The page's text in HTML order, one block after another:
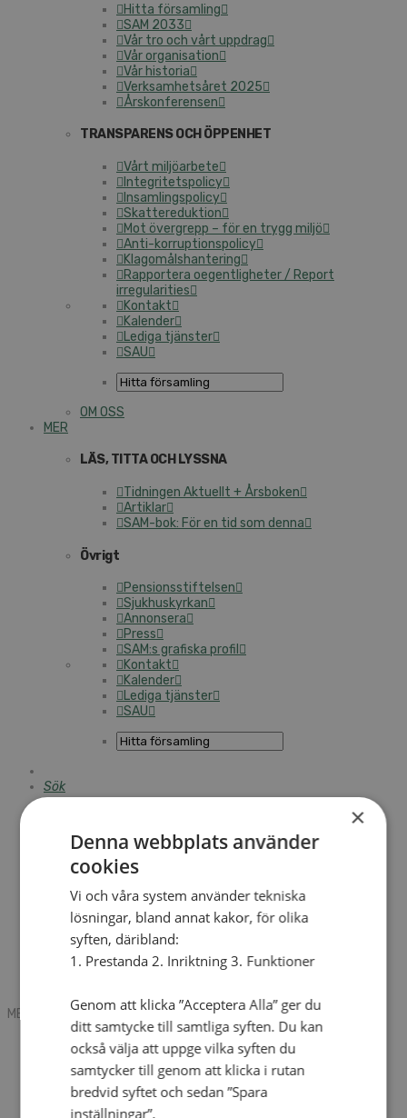
Hitta församling
SAM 2033
Vår tro och vårt uppdrag
Vår organisation
Vår historia
Verksamhetsåret 2025
Årskonferensen
TRANSPARENS OCH ÖPPENHET
Vårt miljöarbete
Integritetspolicy
Insamlingspolicy
Skattereduktion
Mot övergrepp – för en trygg miljö
Anti-korruptionspolicy
Klagomålshantering
Rapportera oegentligheter / Report
irregularities
Kontakt
Kalender
Lediga tjänster
SAU
OM OSS
MER
LÄS, TITTA OCH LYSSNA
Tidningen Aktuellt + Årsboken
Artiklar
SAM-bok: För en tid som denna
Övrigt
Pensionsstiftelsen
Sjukhuskyrkan
Annonsera
Press
SAM:s grafiska profil
Kontakt
Kalender
Lediga tjänster
SAU
Sök
Mobile box
Kontakt
Tidning
Annonsera
Hitta församling
Press
SAU
Kalender
Lediga tjänster
MENU
MENU
Search mobile
English
Hej! Vad söker du?
Kontakt
Kalender
×
Denna webbplats använder
cookies
Vi och våra system använder tekniska
lösningar, bland annat kakor, för olika
syften, däribland:
1. Prestanda 2. Inriktning 3. Funktioner
Genom att klicka ”Acceptera Alla” ger du
ditt samtycke till samtliga syften. Du kan
också välja att uppge vilka syften du
samtycker till genom att klicka i rutan
bredvid syftet och sedan ”Spara
inställningar”.